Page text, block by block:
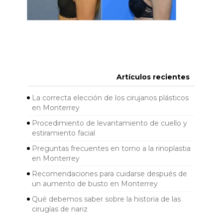
Artículos recientes
La correcta elección de los cirujanos plásticos
en Monterrey
Procedimiento de levantamiento de cuello y
estiramiento facial
Preguntas frecuentes en torno a la rinoplastia
en Monterrey
Recomendaciones para cuidarse después de
un aumento de busto en Monterrey
Qué debemos saber sobre la historia de las
cirugías de nariz